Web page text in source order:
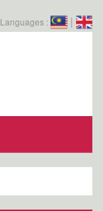
Languages : |